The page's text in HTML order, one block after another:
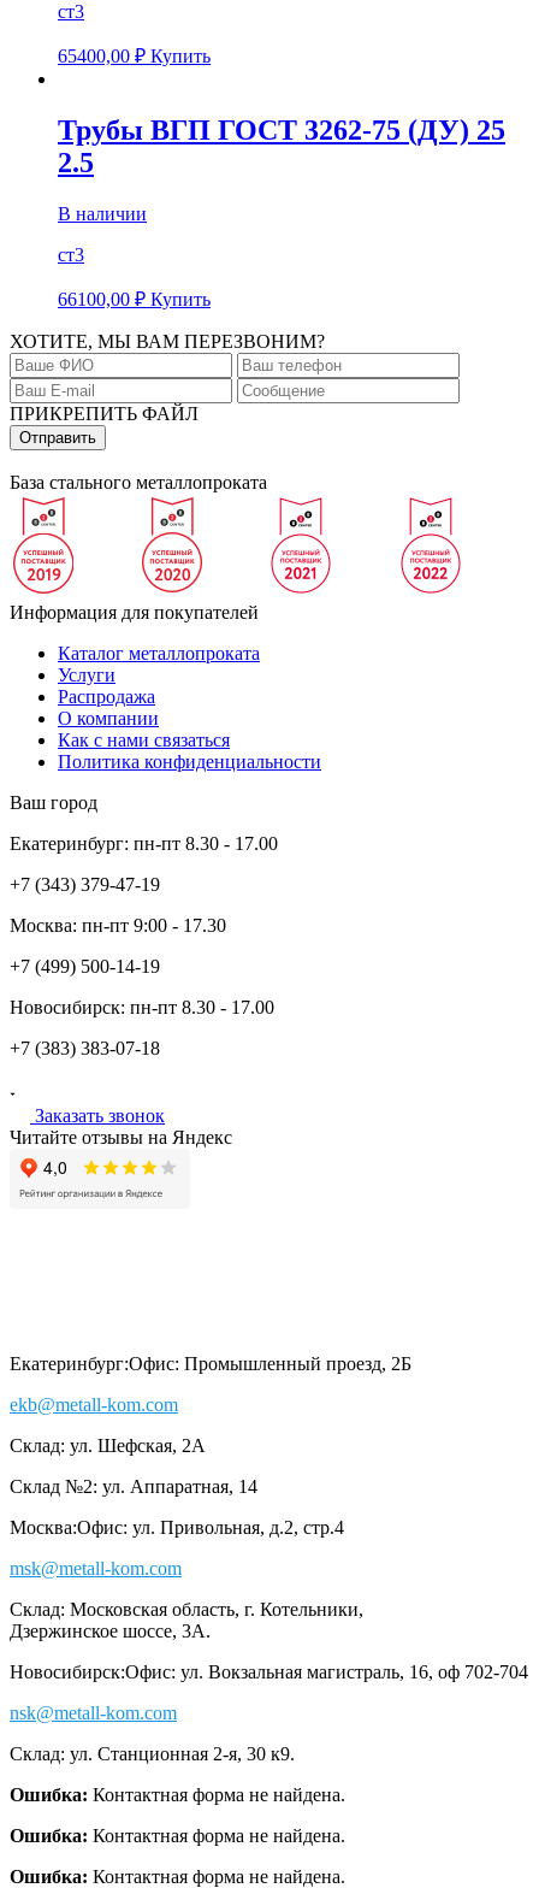
ст3
65400,00 ₽ Купить
Трубы ВГП ГОСТ 3262-75 (ДУ) 25
2.5
В наличии
ст3
66100,00 ₽ Купить
ХОТИТЕ, МЫ ВАМ ПЕРЕЗВОНИМ?
ПРИКРЕПИТЬ ФАЙЛ
База стального металлопроката
Информация для покупателей
Каталог металлопроката
Услуги
Распродажа
О компании
Как с нами связаться
Политика конфиденциальности
Ваш город
Екатеринбург: пн-пт 8.30 - 17.00
+7 (343) 379-47-19
Москва: пн-пт 9:00 - 17.30
+7 (499) 500-14-19
Новосибирск: пн-пт 8.30 - 17.00
+7 (383) 383-07-18
Заказать звонок
Читайте отзывы на Яндекс
Екатеринбург:Офис: Промышленный проезд, 2Б
ekb@metall-kom.com
Склад: ул. Шефская, 2А
Склад №2: ул. Аппаратная, 14
Москва:Офис: ул. Привольная, д.2, стр.4
msk@metall-kom.com
Склад: Московская область, г. Котельники,
Дзержинское шоссе, 3А.
Новосибирск:Офис: ул. Вокзальная магистраль, 16, оф 702-704
nsk@metall-kom.com
Склад: ул. Станционная 2-я, 30 к9.
Ошибка: Контактная форма не найдена.
Ошибка: Контактная форма не найдена.
Ошибка: Контактная форма не найдена.